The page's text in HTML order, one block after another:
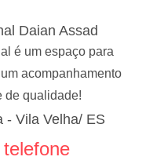
Daian Assad
é um espaço para
acompanhamento
de qualidade!
- Vila Velha/ ES